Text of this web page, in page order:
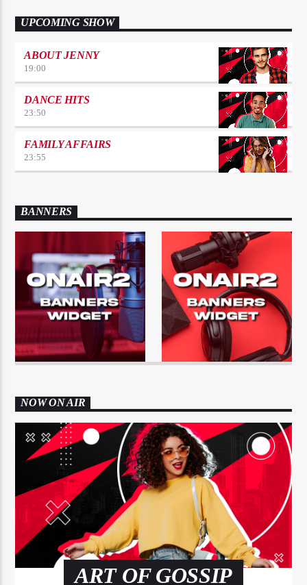
UPCOMING SHOW
ABOUT JENNY
19:00
DANCE HITS
23:50
FAMILY AFFAIRS
23:55
BANNERS
NOW ON AIR
ART OF GOSSIP